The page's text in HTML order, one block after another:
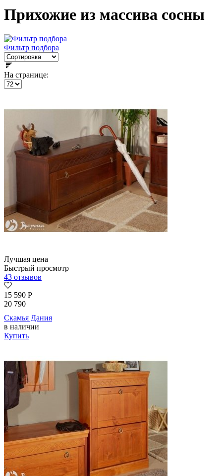
Прихожие из массива сосны
Фильтр подбора
На странице:
Лучшая цена
Быстрый просмотр
43 отзывов
15 590 Р
20 790
Скамья Дания
в наличии
Купить